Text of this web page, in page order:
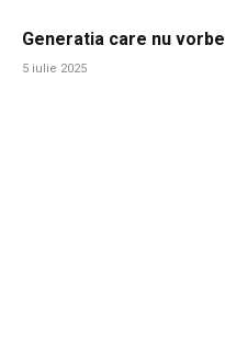
Generatia care nu
5 iulie 2025